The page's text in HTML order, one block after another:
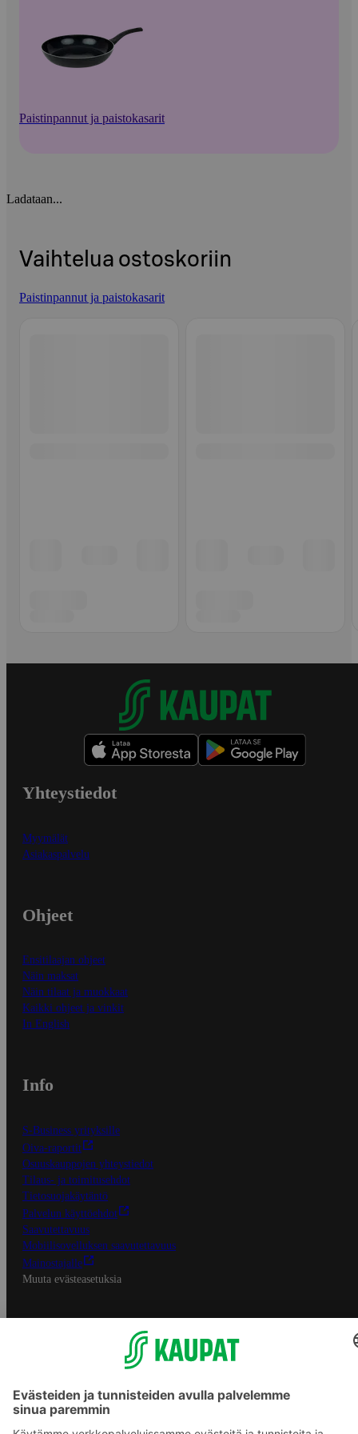
Paistinpannut ja paistokasarit
Ladataan...
Vaihtelua ostoskoriin
Paistinpannut ja paistokasarit
Yhteystiedot
Myymälät
Asiakaspalvelu
Ohjeet
Ensitilaajan ohjeet
Näin maksat
Näin tilaat ja muokkaat
Kaikki ohjeet ja vinkit
In English
Info
S-Business yrityksille
Oiva-raportit
Osuuskauppojen yhteystiedot
Tilaus- ja toimitusehdot
Tietosuojakäytäntö
Palvelun käyttöehdot
Saavutettavuus
Mobiilisovelluksen saavutettavuus
Mainostajalle
Muuta evästeasetuksia
S-ryhmän palvelut
Asiakasomistajuus